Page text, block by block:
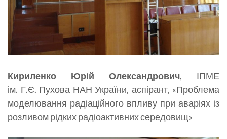
Кириленко Юрій Олександрович, ІПМЕ
ім. Г.Є. Пухова НАН України, аспірант, «Проблема
моделювання радіаційного впливу при аваріях із
розливом рідких радіоактивних середовищ»